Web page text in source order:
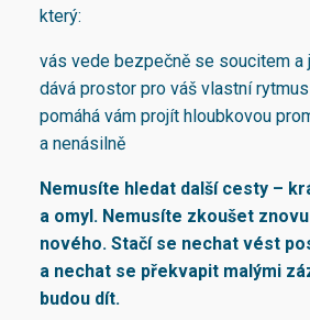
který:
vás vede bezpečně se soucitem a
dává prostor pro váš vlastní rytmus
pomáhá vám projít hloubkovou
a nenásilně
Nemusíte hledat další cesty –
a omyl. Nemusíte zkoušet
nového. Stačí se nechat vést
a nechat se překvapit malými
budou dít.